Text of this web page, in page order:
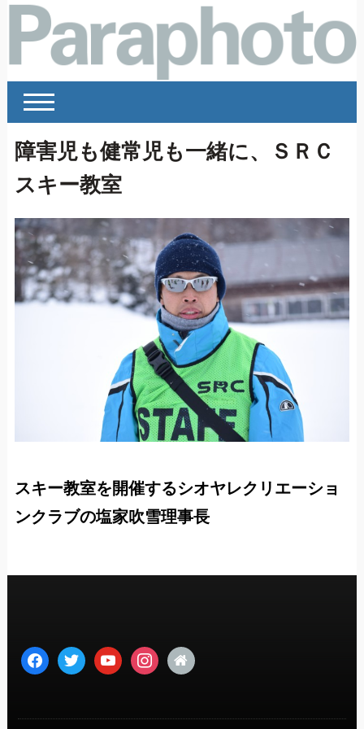
障害児も健常児も一緒に、ＳＲＣ
スキー教室
スキー教室を開催するシオヤレクリエーショ
ンクラブの塩家吹雪理事長
facebooktwitter youtubeinstagram
home